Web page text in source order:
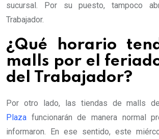
sucursal. Por su puesto, tampoco
Trabajador.
¿Qué horario
malls por el
del Trabajador?
Por otro lado, las tiendas de malls
Plaza funcionarán de manera normal
informaron. En ese sentido, este